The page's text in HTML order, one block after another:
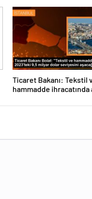
Ticaret Bakanı: Tekstil
hammadde ihracatında